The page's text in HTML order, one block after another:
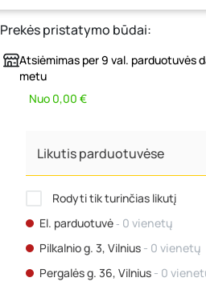
Prekės pristatymo būdai:
Atsiėmimas per 9 val. parduotuvės
metu
Nuo 0,00 €
Rodyti tik turinčias likutį
El. parduotuvė‐ 0 vienetų
Pilkalnio g. 3, Vilnius - 0 vienetų
Pergalės g. 36, Vilnius - 0